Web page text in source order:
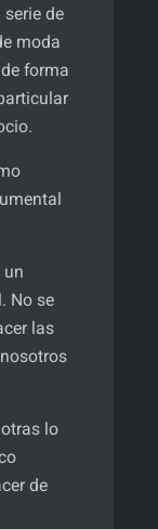
de
moda
forma
No se
las
lo
de